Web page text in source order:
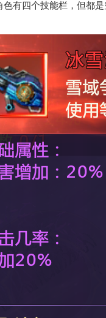
色有四个技能栏，但都